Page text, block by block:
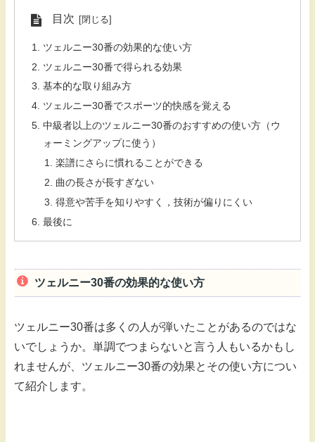
目次
ツェルニー30番の効果的な使い方
ツェルニー30番で得られる効果
基本的な取り組み方
ツェルニー30番でスポーツ的快感を覚える
中級者以上のツェルニー30番のおすすめの使い方（ウ
ォーミングアップに使う）
楽譜にさらに慣れることができる
曲の長さが長すぎない
得意や苦手を知りやすく，技術が偏りにくい
最後に
ツェルニー30番の効果的な使い方
ツェルニー30番は多くの人が弾いたことがあるのではな
いでしょうか。単調でつまらないと言う人もいるかもし
れませんが、ツェルニー30番の効果とその使い方につい
て紹介します。